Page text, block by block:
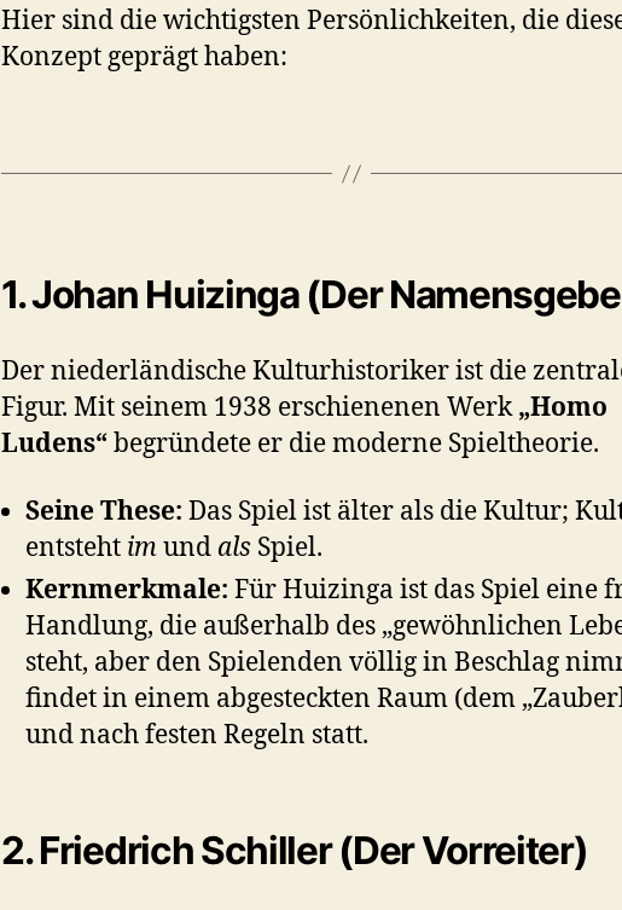
Hier sind die wichtigsten Persönlichkeiten, die
Konzept geprägt haben:
1. Johan Huizinga (Der
Der niederländische Kulturhistoriker ist die
Figur. Mit seinem 1938 erschienenen Werk„Homo
Ludens“begründete er die moderne Spieltheorie.
Seine These: Das Spiel ist älter als die Kultur;
entsteht imund als Spiel.
Kernmerkmale: Für Huizinga ist das Spiel eine
Handlung, die außerhalb des „gewöhnlichen
steht, aber den Spielenden völlig in Beschlag
findet in einem abgesteckten Raum (dem
und nach festen Regeln statt.
2. Friedrich Schiller (Der Vorreiter)